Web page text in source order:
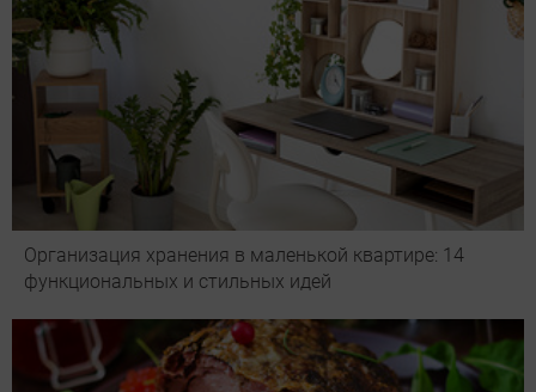
Организация хранения в маленькой квартире: 14
функциональных и стильных идей